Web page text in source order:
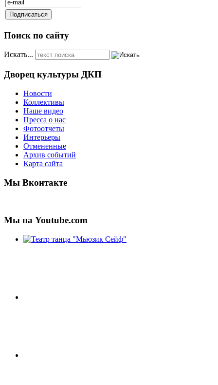
Поиск по сайту
Искать...
Дворец культуры ДКП
Новости
Коллективы
Наше видео
Пресса о нас
Фотоотчеты
Интерьеры
Отмененные
Архив событий
Карта сайта
Мы Вконтакте
Мы на Youtube.com